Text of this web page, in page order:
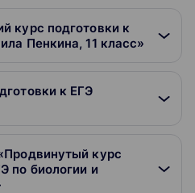
курс подготовки к
Пенкина, 11 класс»
к ЕГЭ
курс
по биологии и